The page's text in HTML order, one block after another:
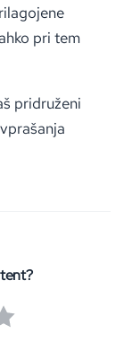
pri tem
pridruženi